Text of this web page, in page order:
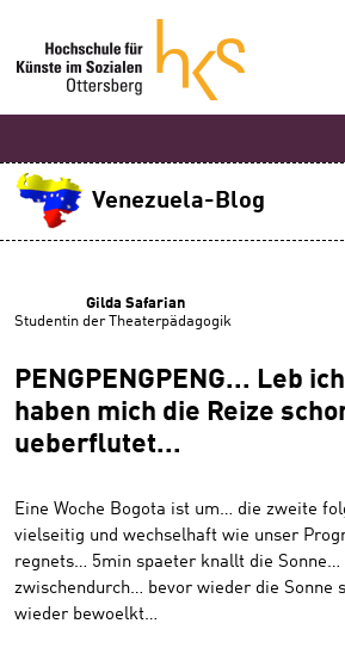
Venezuela-Blog
Gilda Safarian
Studentin der Theaterpädagogik
PENGPENGPENG... Leb
haben mich die Reize
ueberflutet...
Eine Woche Bogota ist um… die zweite
vielseitig und wechselhaft wie unser
regnets… 5min spaeter knallt die Sonne…
zwischendurch… bevor wieder die Sonne
wieder bewoelkt…